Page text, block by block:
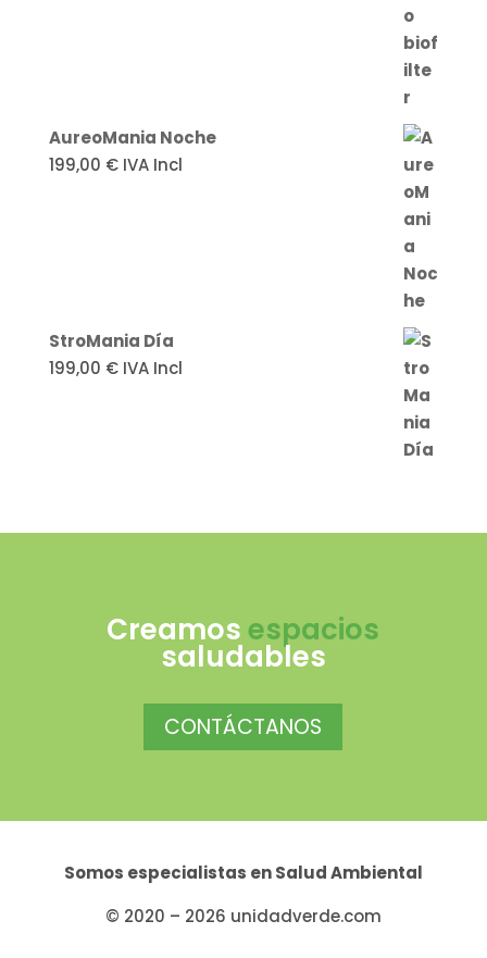
AureoMania Noche
199,00 € IVA Incl
StroMania Día
199,00 € IVA Incl
Creamosespacios
saludables
CONTÁCTANOS
Somos especialistas enSalud Ambiental
© 2020 – 2026 unidadverde.com